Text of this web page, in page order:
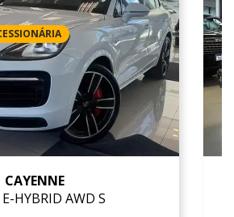
CAYENNE
HYBRID AWD S